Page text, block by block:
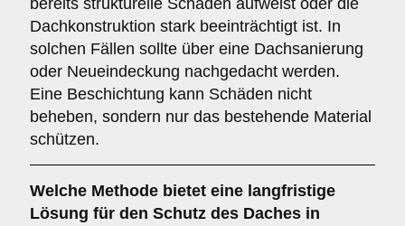
bereits strukturelle Schäden aufweist oder die
Dachkonstruktion stark beeinträchtigt ist. In
solchen Fällen sollte über eine Dachsanierung
oder Neueindeckung nachgedacht werden.
Eine Beschichtung kann Schäden nicht
beheben, sondern nur das bestehende Material
schützen.
Welche Methode bietet eine langfristige
Lösung für den Schutz des Daches in